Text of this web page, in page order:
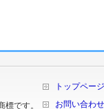
です。
トップページ
お問い合わせ